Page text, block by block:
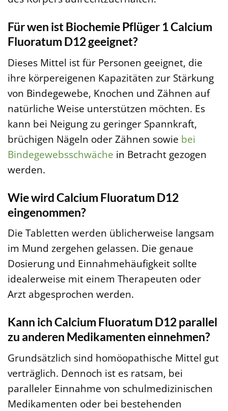
Für wen ist Biochemie Pflüger 1 Calcium
Fluoratum D12 geeignet?
Dieses Mittel ist für Personen geeignet, die
ihre körpereigenen Kapazitäten zur Stärkung
von Bindegewebe, Knochen und Zähnen auf
natürliche Weise unterstützen möchten. Es
kann bei Neigung zu geringer Spannkraft,
brüchigen Nägeln oder Zähnen sowie bei
Bindegewebsschwäche in Betracht gezogen
werden.
Wie wird Calcium Fluoratum D12
eingenommen?
Die Tabletten werden üblicherweise langsam
im Mund zergehen gelassen. Die genaue
Dosierung und Einnahmehäufigkeit sollte
idealerweise mit einem Therapeuten oder
Arzt abgesprochen werden.
Kann ich Calcium Fluoratum D12 parallel
zu anderen Medikamenten einnehmen?
Grundsätzlich sind homöopathische Mittel gut
verträglich. Dennoch ist es ratsam, bei
paralleler Einnahme von schulmedizinischen
Medikamenten oder bei bestehenden